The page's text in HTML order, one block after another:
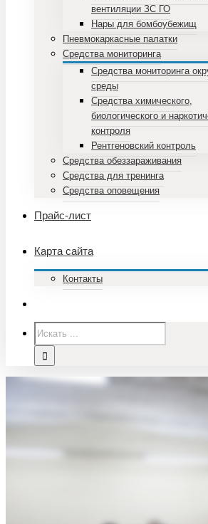
вентиляции ЗС ГО
Нары для бомбоубежищ
Пневмокаркасные палатки
Средства мониторинга
Средства мониторинга
среды
Средства химического,
биологического и
контроля
Рентгеновский контроль
Средства обеззараживания
Средства для тренинга
Средства оповещения
Прайс-лист
Карта сайта
Контакты